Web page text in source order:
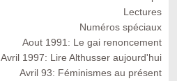
Lectures
Numéros spéciaux
Aout 1991: Le gai renoncement
Avril 1997: Lire Althusser aujourd'hui
Avril 93: Féminismes au présent